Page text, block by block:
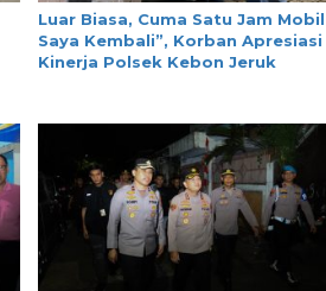
Luar Biasa, Cuma Satu Jam Mobil
Saya Kembali”, Korban Apresiasi
Kinerja Polsek Kebon Jeruk